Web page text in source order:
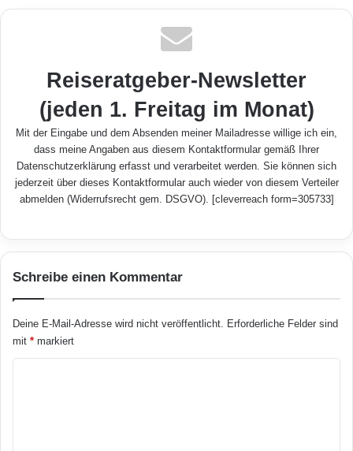
Reiseratgeber-Newsletter
(jeden 1. Freitag im Monat)
Mit der Eingabe und dem Absenden meiner Mailadresse willige ich ein,
dass meine Angaben aus diesem Kontaktformular gemäß Ihrer
Datenschutzerklärung erfasst und verarbeitet werden. Sie können sich
jederzeit über dieses Kontaktformular auch wieder von diesem Verteiler
abmelden (Widerrufsrecht gem. DSGVO). [cleverreach form=305733]
Schreibe einen Kommentar
Deine E-Mail-Adresse wird nicht veröffentlicht. Erforderliche Felder sind
mit * markiert